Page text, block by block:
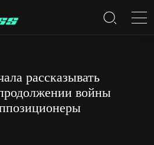
рассказывать
войны